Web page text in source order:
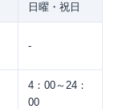
日曜・祝日
-
4：00～24：
00